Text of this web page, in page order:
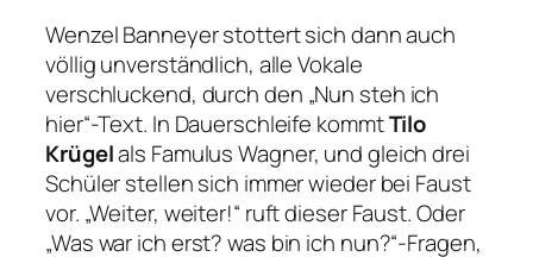
Wenzel Banneyer stottert sich dann auch
völlig unverständlich, alle Vokale
verschluckend, durch den „Nun steh ich
hier“-Text. In Dauerschleife kommtTilo
Krügelals Famulus Wagner, und gleich drei
Schüler stellen sich immer wieder bei Faust
vor. „Weiter, weiter!“ ruft dieser Faust. Oder
„Was war ich erst? was bin ich nun?“-Fragen,